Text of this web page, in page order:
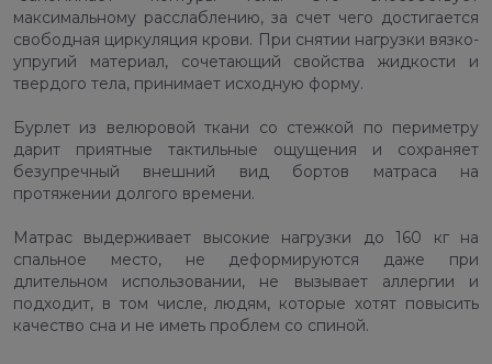
максимальному расслаблению, за счет чего достигается
свободная циркуляция крови. При снятии нагрузки вязко-
упругий материал, сочетающий свойства жидкости и
твердого тела, принимает исходную форму.
Бурлет из велюровой ткани со стежкой по периметру
дарит приятные тактильные ощущения и сохраняет
безупречный внешний вид бортов матраса на
протяжении долгого времени.
Матрас выдерживает высокие нагрузки до 160 кг на
спальное место, не деформируются даже при
длительном использовании, не вызывает аллергии и
подходит, в том числе, людям, которые хотят повысить
качество сна и не иметь проблем со спиной.